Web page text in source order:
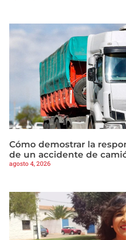
Cómo demostrar la
de un accidente de
agosto 4, 2026